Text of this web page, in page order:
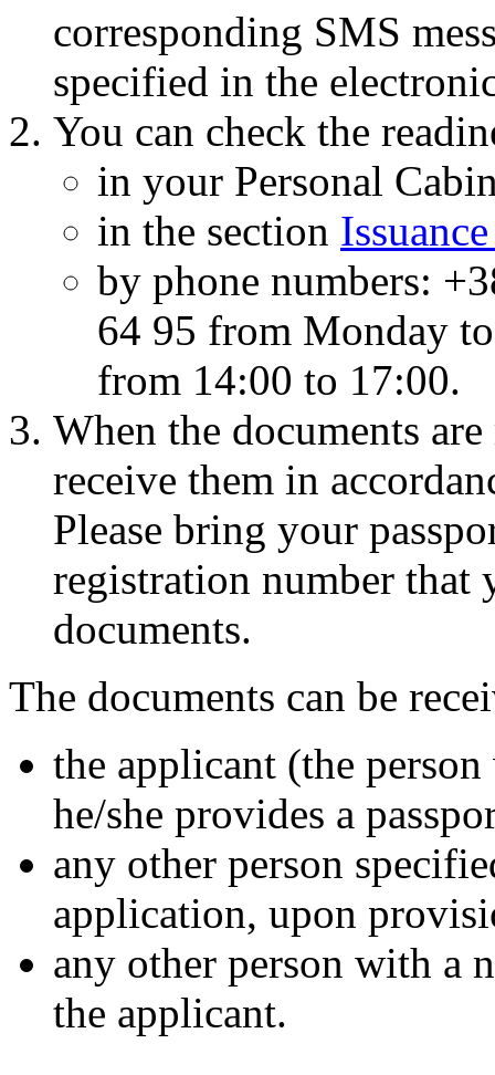
corresponding SMS
specified in the
You can check the
in your Personal
in the section
by phone numbers:
64 95 from Monday
from 14:00 to 17:00.
When the documents
receive them in
Please bring your
registration number that
documents.
The documents can be
the applicant (the
he/she provides a
any other person
application, upon
any other person with a
the applicant.